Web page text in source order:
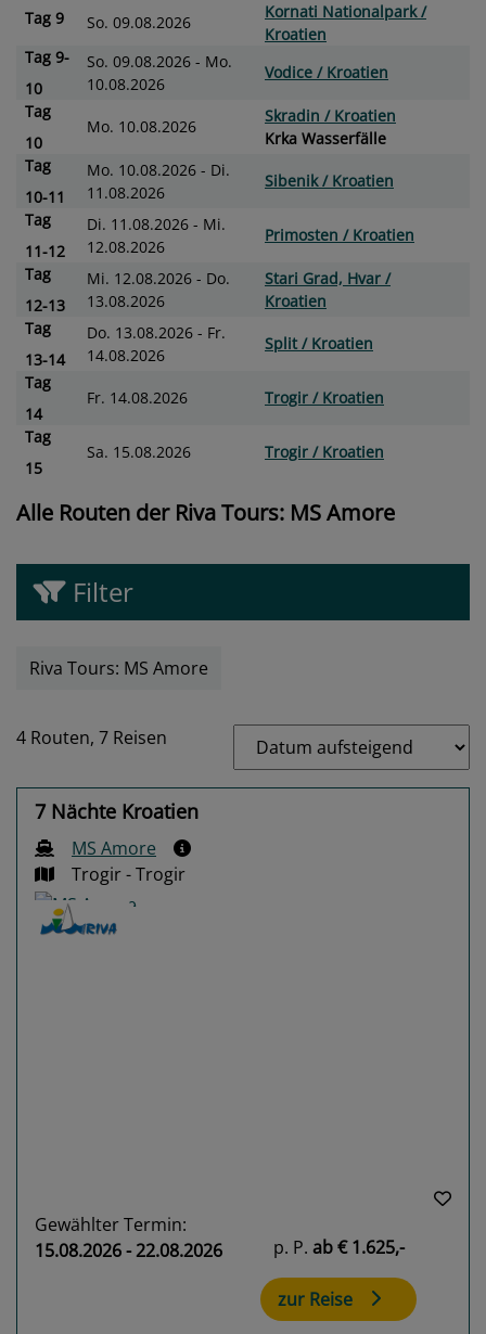
Tag 9 So. 09.08.2026
Kornati Nationalpark /
Kroatien
Tag 9-
10
So. 09.08.2026 - Mo.
10.08.2026
Vodice / Kroatien
Tag
10
Mo. 10.08.2026
Skradin / Kroatien
Krka Wasserfälle
Tag
10-11
Mo. 10.08.2026 - Di.
11.08.2026
Sibenik / Kroatien
Tag
11-12
Di. 11.08.2026 - Mi.
12.08.2026
Primosten / Kroatien
Tag
12-13
Mi. 12.08.2026 - Do.
13.08.2026
Stari Grad, Hvar /
Kroatien
Tag
13-14
Do. 13.08.2026 - Fr.
14.08.2026
Split / Kroatien
Tag
14
Fr. 14.08.2026
Trogir / Kroatien
Tag
15
Sa. 15.08.2026 Trogir / Kroatien
Alle Routen der Riva Tours: MS Amore
Filter
Riva Tours: MS Amore
4 Routen, 7 Reisen
7 Nächte Kroatien
MS Amore
Trogir - Trogir
Gewählter Termin:
15.08.2026 - 22.08.2026
p. P. ab€ 1.625,-
zur Reise